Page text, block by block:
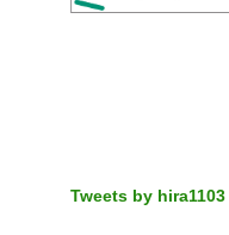
Tweets by hira1103